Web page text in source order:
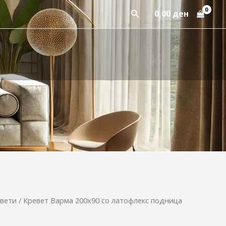
Пребарај
0,00 ден
/ Кревет Варма 200х90 со латофлекс подница